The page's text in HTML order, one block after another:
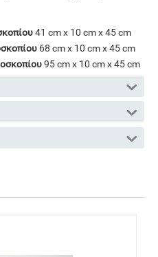
41 cm x 10 cm x 45 cm
68 cm x 10 cm x 45 cm
95 cm x 10 cm x 45 cm